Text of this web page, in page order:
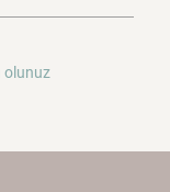
olunuz